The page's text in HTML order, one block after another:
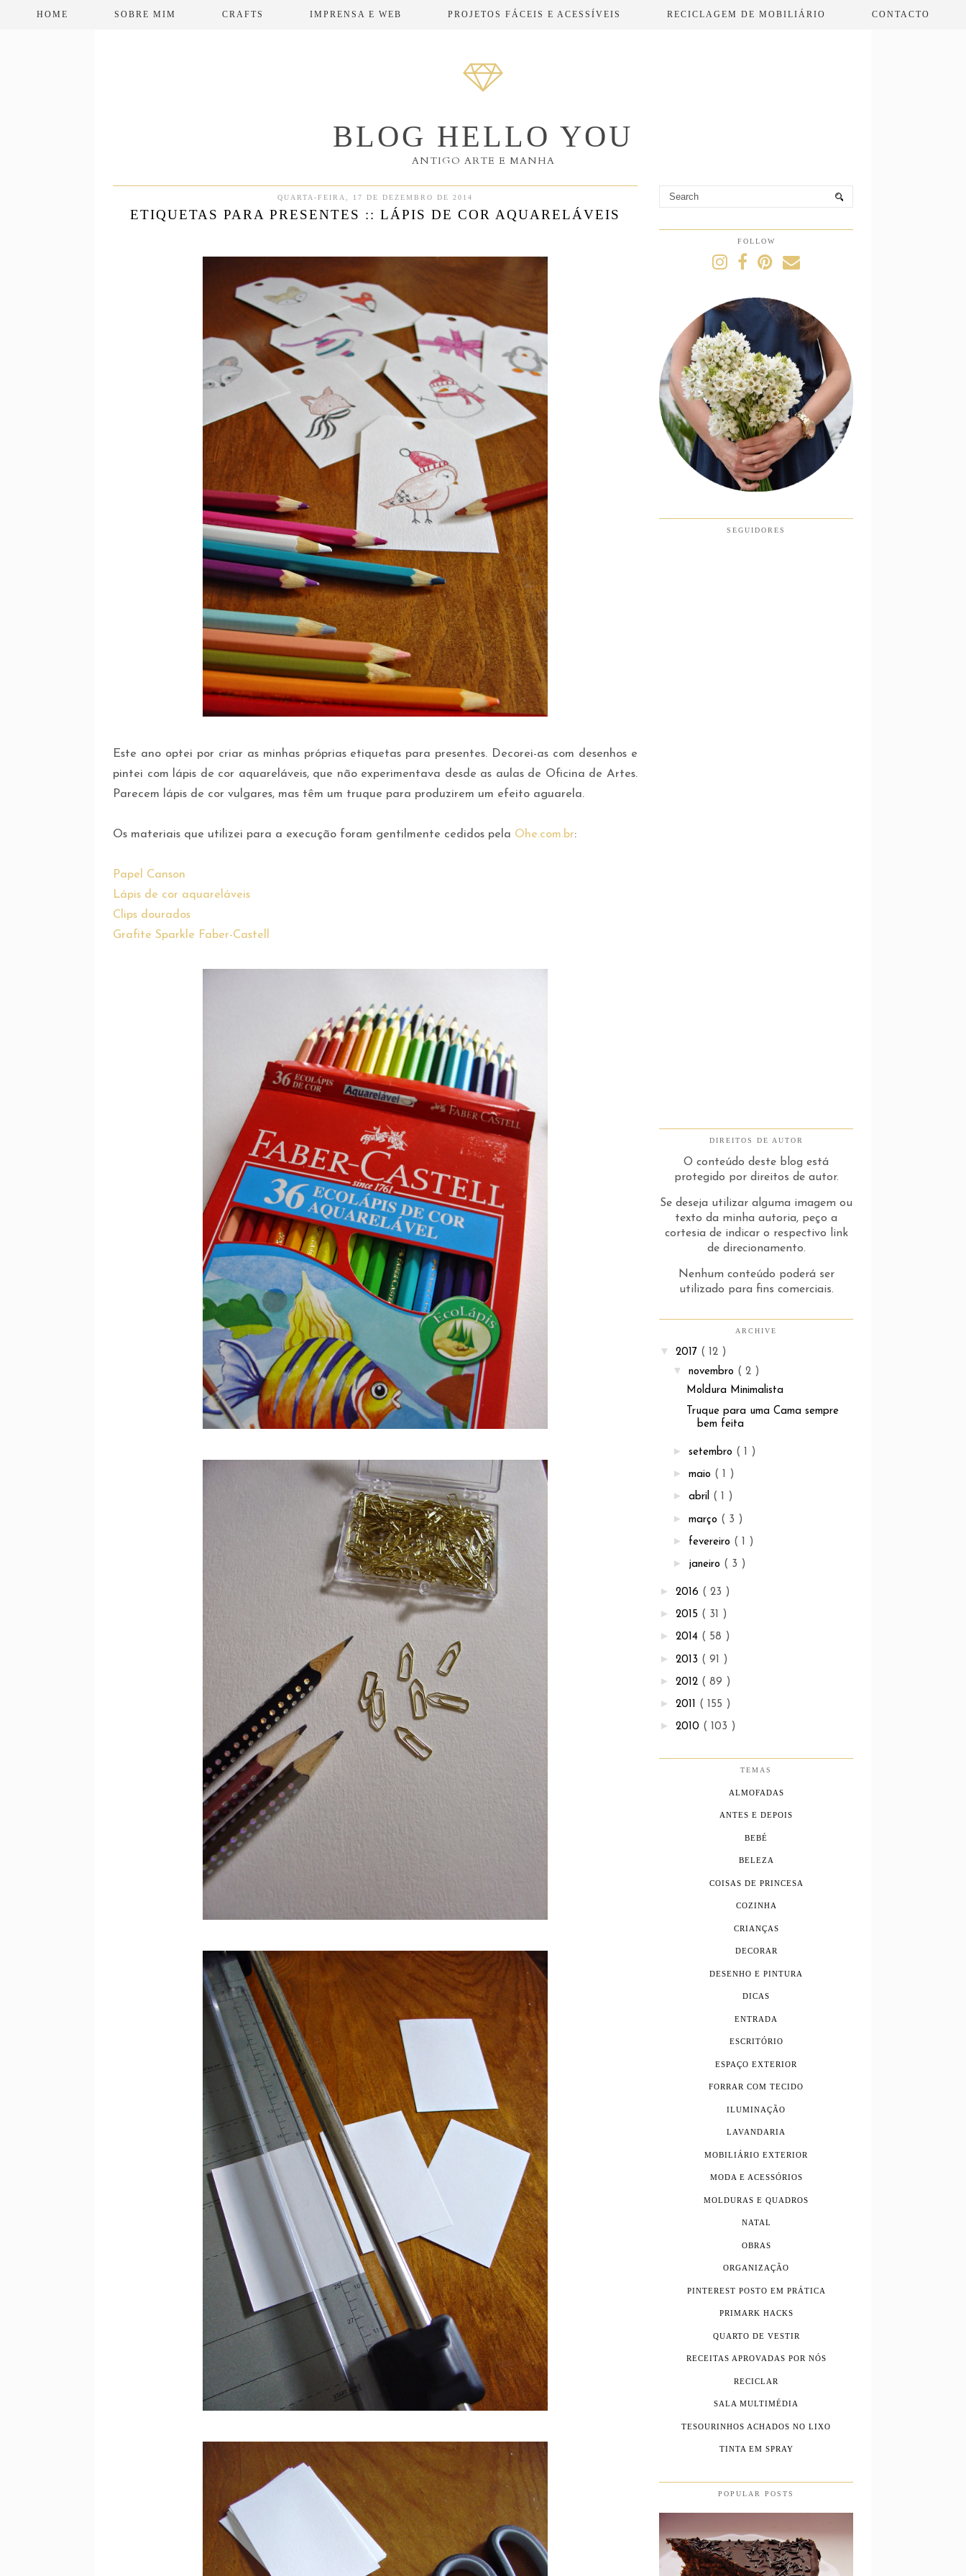
HOME SOBRE MIM CRAFTS IMPRENSA E WEB PROJETOS FÁCEIS E ACESSÍVEIS RECICLAGEM DE MOBILIÁRIO CONTACTO
BLOG HELLO YOU
ANTIGO ARTE E MANHA
QUARTA-FEIRA, 17 DE DEZEMBRO DE 2014
ETIQUETAS PARA PRESENTES :: LÁPIS DE COR AQUARELÁVEIS
Este ano optei por criar as minhas próprias etiquetas para presentes. Decorei-as com desenhos e
pintei com lápis de cor aquareláveis, que não experimentava desde as aulas de Oficina de Artes.
Parecem lápis de cor vulgares, mas têm um truque para produzirem um efeito aguarela.
Os materiais que utilizei para a execução foram gentilmente cedidos pela Ohe.com.br:
Papel Canson
Lápis de cor aquareláveis
Clips dourados
Grafite Sparkle Faber-Castell
FOLLOW
SEGUIDORES
DIREITOS DE AUTOR
O conteúdo deste blog está
protegido por direitos de autor.
Se deseja utilizar alguma imagem ou
texto da minha autoria, peço a
cortesia de indicar o respectivo link
de direcionamento.
Nenhum conteúdo poderá ser
utilizado para fins comerciais.
ARCHIVE
▼ 2017 ( 12 )
▼ novembro ( 2 )
Moldura Minimalista
Truque para uma Cama sempre
bem feita
► setembro ( 1 )
► maio ( 1 )
► abril ( 1 )
► março ( 3 )
► fevereiro ( 1 )
► janeiro ( 3 )
► 2016 ( 23 )
► 2015 ( 31 )
► 2014 ( 58 )
► 2013 ( 91 )
► 2012 ( 89 )
► 2011 ( 155 )
► 2010 ( 103 )
TEMAS
ALMOFADAS
ANTES E DEPOIS
BEBÉ
BELEZA
COISAS DE PRINCESA
COZINHA
CRIANÇAS
DECORAR
DESENHO E PINTURA
DICAS
ENTRADA
ESCRITÓRIO
ESPAÇO EXTERIOR
FORRAR COM TECIDO
ILUMINAÇÃO
LAVANDARIA
MOBILIÁRIO EXTERIOR
MODA E ACESSÓRIOS
MOLDURAS E QUADROS
NATAL
OBRAS
ORGANIZAÇÃO
PINTEREST POSTO EM PRÁTICA
PRIMARK HACKS
QUARTO DE VESTIR
RECEITAS APROVADAS POR NÓS
RECICLAR
SALA MULTIMÉDIA
TESOURINHOS ACHADOS NO LIXO
TINTA EM SPRAY
POPULAR POSTS